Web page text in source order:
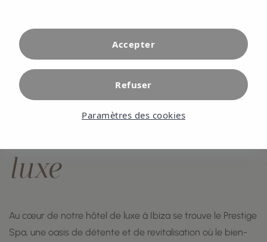
Plongez dans une
expérience de
luxe
Au cœur de notre hôtel de luxe à Ibiza se trouve le Prestige
Spa, une oasis de détente et de revitalisation où le bien-
Paramètres des cookies
Refuser
Accepter